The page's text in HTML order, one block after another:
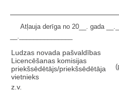
Atļauja derīga no 20__. gada
Ludzas novada pašvaldības
Licencēšanas komisijas
priekšsēdētājs/priekšsēdētāja
vietnieks
z.v.